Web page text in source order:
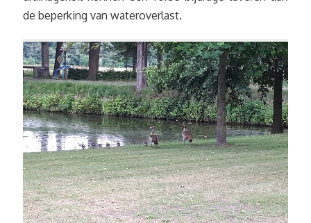
de beperking van wateroverlast.